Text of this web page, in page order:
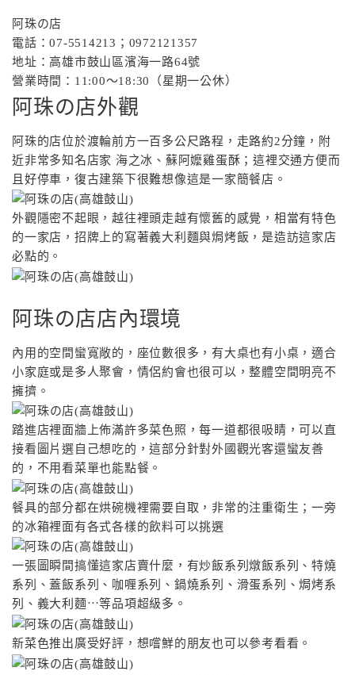
阿珠の店
電話：07-5514213；0972121357
地址：高雄市鼓山區濱海一路64號
營業時間：11:00～18:30（星期一公休）
阿珠の店外觀
阿珠的店位於渡輪前方一百多公尺路程，走路約2分鐘，附
近非常多知名店家 海之冰、蘇阿嬤雞蛋酥；這裡交通方便而
且好停車，復古建築下很難想像這是一家簡餐店。
外觀隱密不起眼，越往裡頭走越有懷舊的感覺，相當有特色
的一家店，招牌上的寫著義大利麵與焗烤飯，是造訪這家店
必點的。
阿珠の店店內環境
內用的空間蠻寬敞的，座位數很多，有大桌也有小桌，適合
小家庭或是多人聚會，情侶約會也很可以，整體空間明亮不
擁擠。
踏進店裡面牆上佈滿許多菜色照，每一道都很吸睛，可以直
接看圖片選自己想吃的，這部分針對外國觀光客還蠻友善
的，不用看菜單也能點餐。
餐具的部分都在烘碗機裡需要自取，非常的注重衛生；一旁
的冰箱裡面有各式各樣的飲料可以挑選
一張圖瞬間搞懂這家店賣什麼，有炒飯系列燉飯系列、特燒
系列、蓋飯系列、咖喱系列、鍋燒系列、滑蛋系列、焗烤系
列、義大利麵⋯等品項超級多。
新菜色推出廣受好評，想嚐鮮的朋友也可以參考看看。